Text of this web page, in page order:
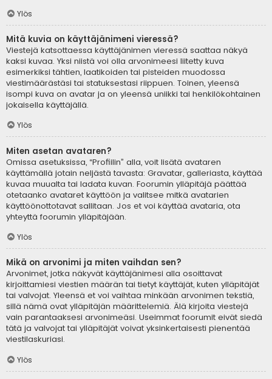
Ylös
Mitä kuvia on käyttäjänimeni vieressä?
Viestejä katsottaessa käyttäjänimen vieressä saattaa näkyä
kaksi kuvaa. Yksi niistä voi olla arvonimeesi liitetty kuva
esimerkiksi tähtien, laatikoiden tai pisteiden muodossa
viestimäärästäsi tai statuksestasi riippuen. Toinen, yleensä
isompi kuva on avatar ja on yleensä uniikki tai henkilökohtainen
jokaisella käyttäjällä.
Ylös
Miten asetan avataren?
Omissa asetuksissa, “Profiilin” alla, voit lisätä avataren
käyttämällä jotain neljästä tavasta: Gravatar, galleriasta, käyttää
kuvaa muualta tai ladata kuvan. Foorumin ylläpitäjä päättää
otetaanko avataret käyttöön ja valitsee mitkä avatarien
käyttöönottotavat sallitaan. Jos et voi käyttää avataria, ota
yhteyttä foorumin ylläpitäjään.
Ylös
Mikä on arvonimi ja miten vaihdan sen?
Arvonimet, jotka näkyvät käyttäjänimesi alla osoittavat
kirjoittamiesi viestien määrän tai tietyt käyttäjät, kuten ylläpitäjät
tai valvojat. Yleensä et voi vaihtaa minkään arvonimen tekstiä,
sillä nämä ovat ylläpitäjän määrittelemiä. Älä kirjoita viestejä
vain parantaaksesi arvonimeäsi. Useimmat foorumit eivät siedä
tätä ja valvojat tai ylläpitäjät voivat yksinkertaisesti pienentää
viestilaskuriasi.
Ylös